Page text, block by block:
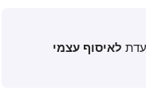
על„מאשר הכול”
לאיסוף עצמי